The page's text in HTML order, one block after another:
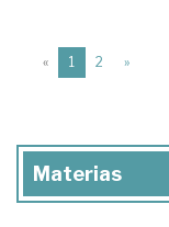
« 1 (current)
2 »
Materias